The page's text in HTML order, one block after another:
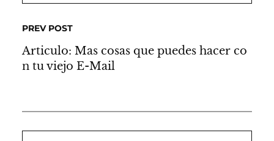
PREV POST
Articulo: Mas cosas que puedes hacer co
n tu viejo E-Mail